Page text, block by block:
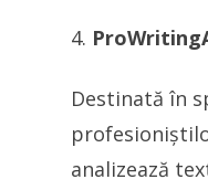
Destinată în
analizează